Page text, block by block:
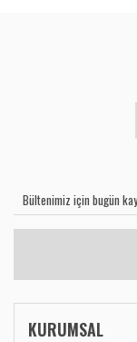
KURUMSAL